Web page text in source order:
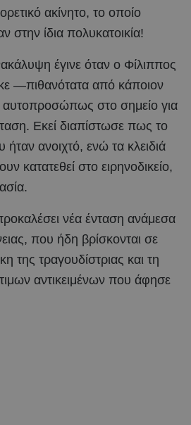
ακίνητο, το οποίο
στην ίδια πολυκατοικία!
έγινε όταν ο Φίλιππος
—πιθανότατα από κάποιον
αυτοπροσώπως στο σημείο για
Εκεί διαπίστωσε πως το
ήταν ανοιχτό, ενώ τα κλειδιά
κατατεθεί στο ειρηνοδικείο,
νέα ένταση ανάμεσα
που ήδη βρίσκονται σε
της τραγουδίστριας και τη
αντικειμένων που άφησε